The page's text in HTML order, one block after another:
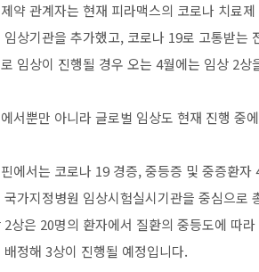
약 관계자는 현재 피라맥스의 코로나 치료
임상기관을 추가했고, 코로나 19로 고통받는
임상이 진행될 경우 오는 4월에는 임상 2
서뿐만 아니라 글로벌 임상도 현재 진행 중
에서는 코로나 19 경증, 중등증 및 중증환
국가지정병원 임상시험실시기관을 중심으로
2상은 20명의 환자에서 질환의 중등도에 따
배정해 3상이 진행될 예정입니다.